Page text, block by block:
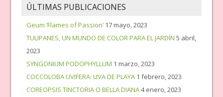
ÚLTIMAS PUBLICACIONES
Geum ‘Flames of Passion’ 17 mayo, 2023
TULIPANES, UN MUNDO DE COLOR PARA EL JARDÍN 5 abril,
2023
SYNGONIUM PODOPHYLLUM 1 marzo, 2023
COCCOLOBA UVIFERA: UVA DE PLAYA 1 febrero, 2023
COREOPSIS TINCTORIA O BELLA DIANA4 enero, 2023